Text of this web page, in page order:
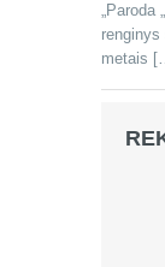
„Paroda
metais